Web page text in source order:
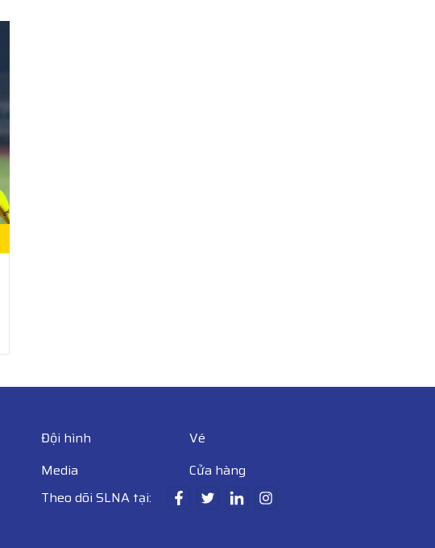
Đội hình
Vé
Media
Cửa hàng
Theo dõi SLNA tại: